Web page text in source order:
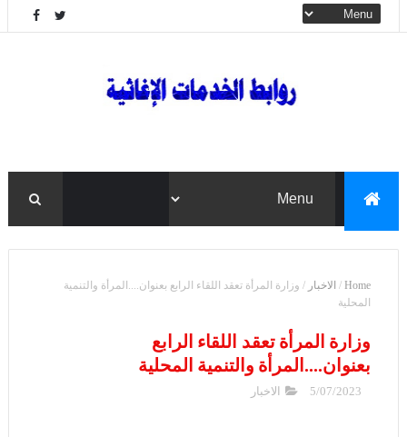
Home
/ الاخبار / وزارة المرأة تعقد اللقاء الرابع بعنوان....المرأة والتنمية
المحلية
وزارة المرأة تعقد اللقاء الرابع
بعنوان....المرأة والتنمية المحلية
5/07/2023 الاخبار